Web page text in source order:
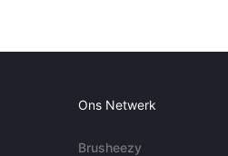
Ons Netwerk
Brusheezy